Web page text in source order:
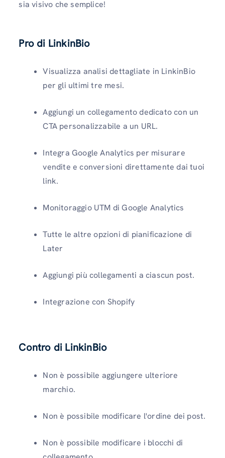
sia visivo che semplice!
Pro di LinkinBio
Visualizza analisi dettagliate in LinkinBio
per gli ultimi tre mesi.
Aggiungi un collegamento dedicato con un
CTA personalizzabile a un URL.
Integra Google Analytics per misurare
vendite e conversioni direttamente dai tuoi
link.
Monitoraggio UTM di Google Analytics
Tutte le altre opzioni di pianificazione di
Later
Aggiungi più collegamenti a ciascun post.
Integrazione con Shopify
Contro di LinkinBio
Non è possibile aggiungere ulteriore
marchio.
Non è possibile modificare l'ordine dei post.
Non è possibile modificare i blocchi di